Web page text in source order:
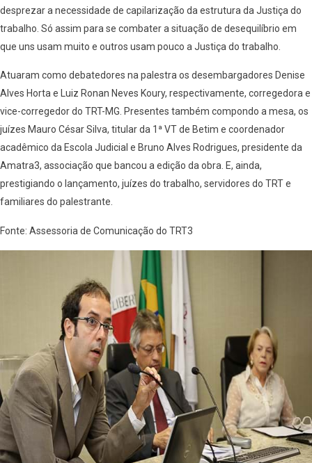
desprezar a necessidade de capilarização da estrutura da Justiça do
trabalho. Só assim para se combater a situação de desequilíbrio em
que uns usam muito e outros usam pouco a Justiça do trabalho.
Atuaram como debatedores na palestra os desembargadores Denise
Alves Horta e Luiz Ronan Neves Koury, respectivamente, corregedora e
vice-corregedor do TRT-MG. Presentes também compondo a mesa, os
juízes Mauro César Silva, titular da 1ª VT de Betim e coordenador
acadêmico da Escola Judicial e Bruno Alves Rodrigues, presidente da
Amatra3, associação que bancou a edição da obra. E, ainda,
prestigiando o lançamento, juízes do trabalho, servidores do TRT e
familiares do palestrante.
Fonte: Assessoria de Comunicação do TRT3